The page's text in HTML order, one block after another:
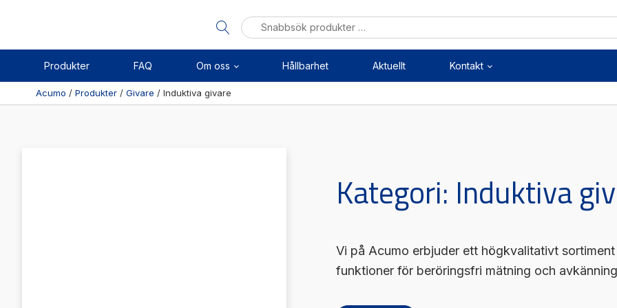
Sök
efter:
Produkter FAQ Om oss Hållbarhet Aktuellt Kontakt
Axelkopplingar
Pulsgivare / Encoders
Wire-moduler
Acumo / Produkter / Givare / Induktiva givare
Kategori: Induktiva
Vi på Acumo erbjuder ett högkvalitativt
funktioner för beröringsfri mätning och